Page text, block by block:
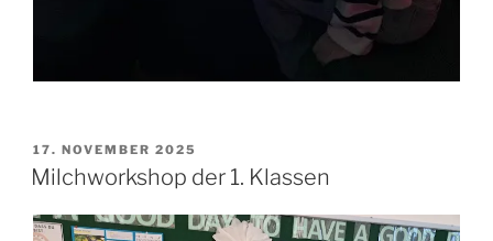
VERÖFFENTLICHT
AM
17. NOVEMBER 2025
Milchworkshop der 1. Klassen